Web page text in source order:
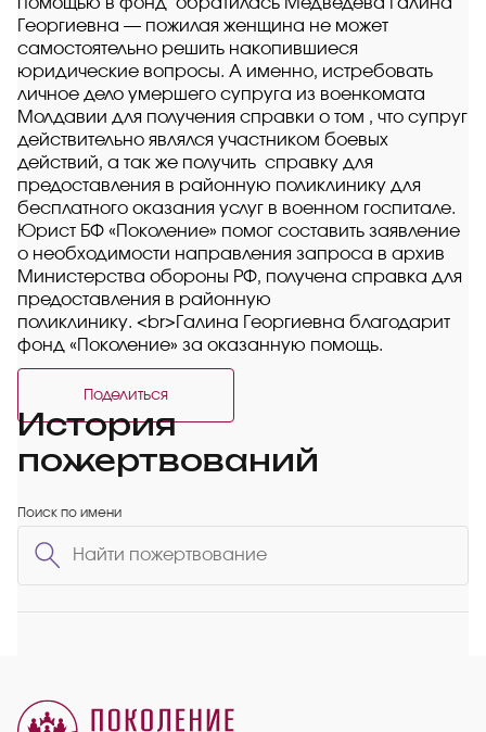
помощью в фонд обратилась Медведева Галина
Георгиевна — пожилая женщина не может
самостоятельно решить накопившиеся
юридические вопросы. А именно, истребовать
личное дело умершего супруга из военкомата
Молдавии для получения справки о том , что супруг
действительно являлся участником боевых
действий, а так же получить справку для
предоставления в районную поликлинику для
бесплатного оказания услуг в военном госпитале.
Юрист БФ «Поколение» помог составить заявление
о необходимости направления запроса в архив
Министерства обороны РФ, получена справка для
предоставления в районную
поликлинику. <br>Галина Георгиевна благодарит
фонд «Поколение» за оказанную помощь.
Поделиться
История
пожертвований
Поиск по имени